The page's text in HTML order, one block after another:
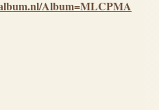
Album=MLCPMA